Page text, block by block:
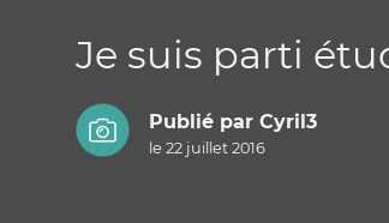
Je suis parti
Publié par Cyril3
le 22 juillet 2016